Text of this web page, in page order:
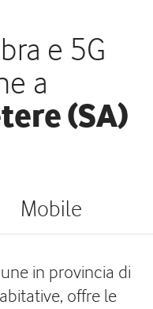
e 5G
a
(SA)
Mobile
in provincia di
offre le